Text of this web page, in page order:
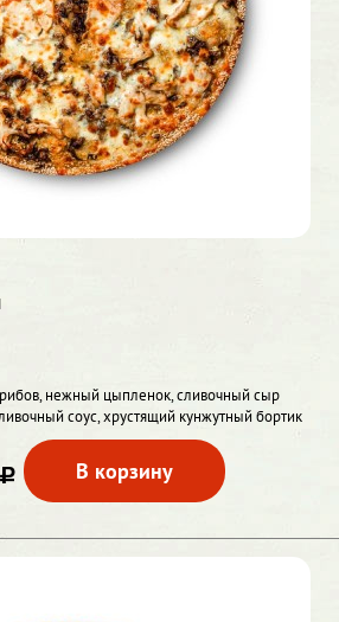
нежный цыпленок, сливочный сыр
соус, хрустящий кунжутный бортик
c В корзину